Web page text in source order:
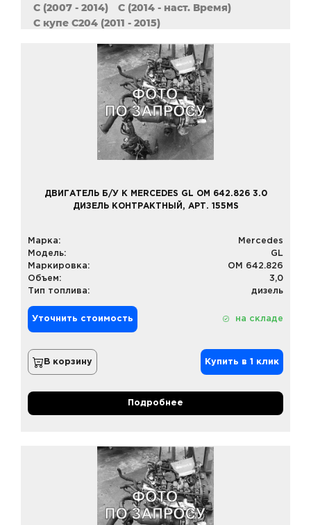
C (2007 - 2014)
C (2014 - наст. Время)
C купе C204 (2011 - 2015)
CLS (2004 - 2011)
CLS (2011 - 2017)
E (1993 - 1996)
E (1995 - 2003)
E (2002 - 2009)
E (2009 - 2016)
E (2016 - наст. время)
GL GLA GLE
MB 208-210 (308 - 310)
MB 709 ML
S (1998 - 2005)
SL SLK SLR
SLS AMG
Sprinter (2006 - 2018)
Sprinter (2018 - наст. время)
Vaneo
Vito (2014 - наст. время)
Vito W638 (1996 - 2003)
ДВИГАТЕЛЬ Б/У К MERCEDES GL OM 642.826 3.0
ДИЗЕЛЬ КОНТРАКТНЫЙ, АРТ. 155MS
Марка:
Mercedes
Модель:
GL
Маркировка:
OM 642.826
Объем:
3,0
Тип топлива:
дизель
Уточнить стоимость на складе
В корзину Купить в 1 клик
Подробнее